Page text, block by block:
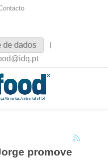
de dados
|
promove